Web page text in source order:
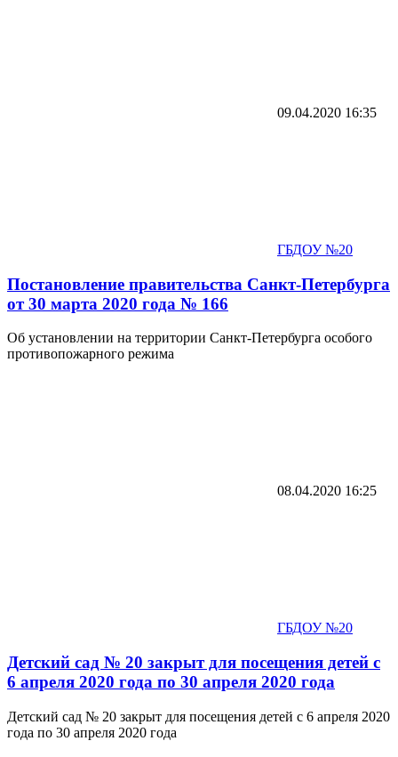
09.04.2020 16:35
ГБДОУ №20
Постановление правительства Санкт-Петербурга
от 30 марта 2020 года № 166
Об установлении на территории Санкт-Петербурга особого
противопожарного режима
08.04.2020 16:25
ГБДОУ №20
Детский сад № 20 закрыт для посещения детей с
6 апреля 2020 года по 30 апреля 2020 года
Детский сад № 20 закрыт для посещения детей с 6 апреля 2020
года по 30 апреля 2020 года